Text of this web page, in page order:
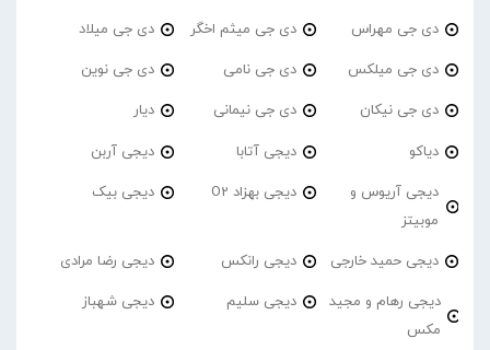
دی جی مهراس دی جی میثم اخگر دی جی میلاد
دی جی میلکس دی جی نامی دی جی نوین
دی جی نیکان دی جی نیمانی دیار
دیاکو دیجی آتابا دیجی آربن
دیجی آریوس و
موبیتز
دیجی بهزاد O2 دیجی بیک
دیجی حمید خارجی دیجی رانکس دیجی رضا مرادی
دیجی رهام و مجید
مکس
دیجی سلیم دیجی شهباز